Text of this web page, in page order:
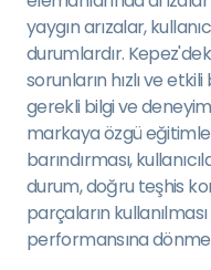
yaygın arızalar,
durumlardır.
sorunların hızlı ve
gerekli bilgi ve
markaya özgü
barındırması,
durum, doğru teşhis
parçaların
performansına